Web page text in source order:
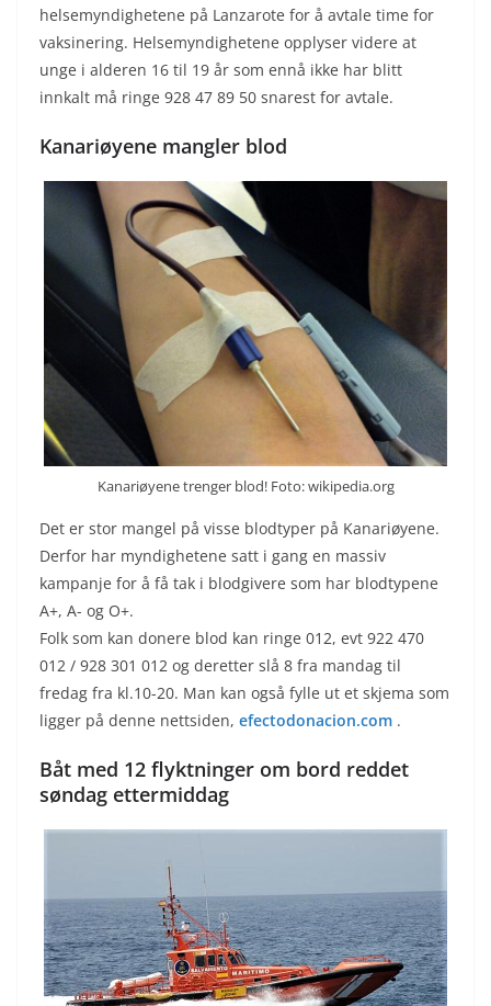
helsemyndighetene på Lanzarote for å avtale time for
vaksinering. Helsemyndighetene opplyser videre at
unge i alderen 16 til 19 år som ennå ikke har blitt
innkalt må ringe 928 47 89 50 snarest for avtale.
Kanariøyene mangler blod
Kanariøyene trenger blod! Foto: wikipedia.org
Det er stor mangel på visse blodtyper på Kanariøyene.
Derfor har myndighetene satt i gang en massiv
kampanje for å få tak i blodgivere som har blodtypene
A+, A- og O+.
Folk som kan donere blod kan ringe 012, evt 922 470
012 / 928 301 012 og deretter slå 8 fra mandag til
fredag fra kl.10-20. Man kan også fylle ut et skjema som
ligger på denne nettsiden, efectodonacion.com .
Båt med 12 flyktninger om bord reddet
søndag ettermiddag